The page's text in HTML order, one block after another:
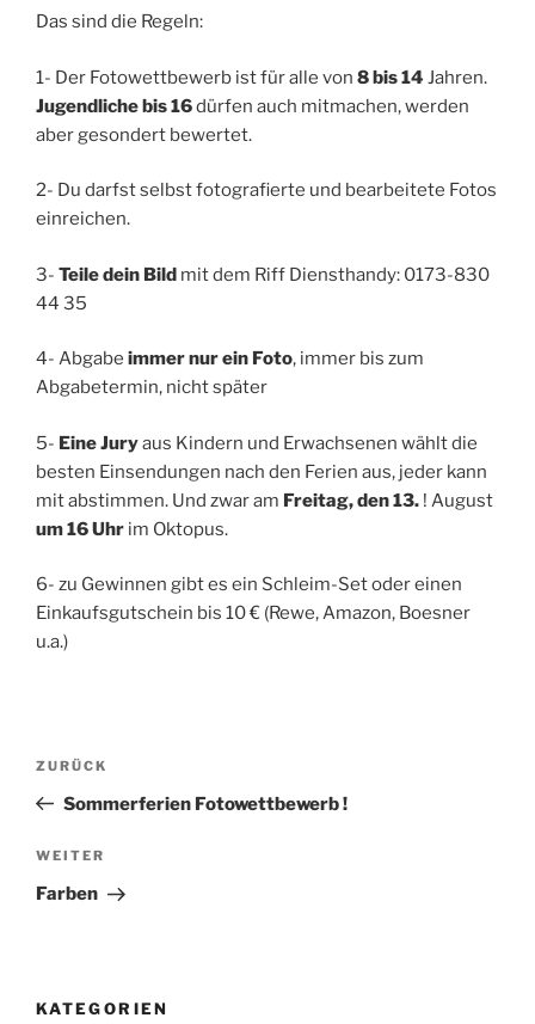
Das sind die Regeln:
1- Der Fotowettbewerb ist für alle von 8 bis 14 Jahren.
Jugendliche bis 16dürfen auch mitmachen, werden
aber gesondert bewertet.
2- Du darfst selbst fotografierte und bearbeitete Fotos
einreichen.
3- Teile dein Bild mit dem Riff Diensthandy: 0173-830
44 35
4- Abgabe immer nur ein Foto, immer bis zum
Abgabetermin, nicht später
5- Eine Juryaus Kindern und Erwachsenen wählt die
besten Einsendungen nach den Ferien aus, jeder kann
mit abstimmen. Und zwar am Freitag, den 13. ! August
um 16 Uhr im Oktopus.
6- zu Gewinnen gibt es ein Schleim-Set oder einen
Einkaufsgutschein bis 10 € (Rewe, Amazon, Boesner
u.a.)
Beitragsnavigation
Vorheriger
Beitrag
ZURÜCK
Sommerferien Fotowettbewerb !
Nächster
Beitrag
WEITER
Farben
KATEGORIEN